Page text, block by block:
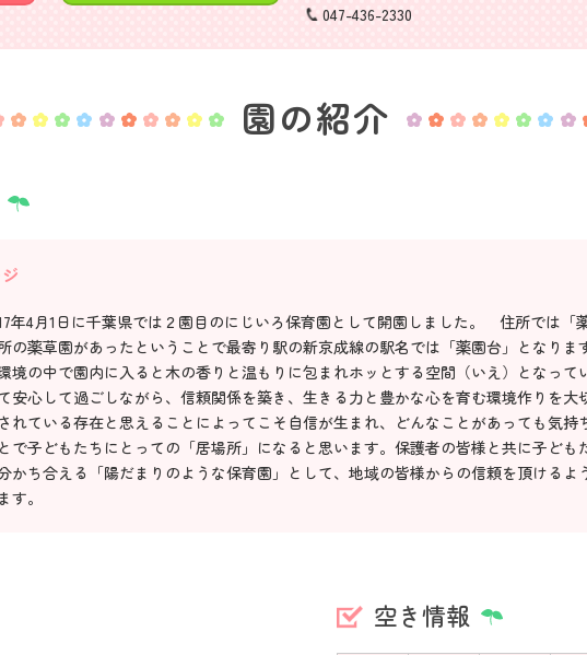
047-436-2330
園の紹介
年4月1日に千葉県では２園目のにじいろ保育園として開園しました。 住所では「
の薬草園があったということで最寄り駅の新京成線の駅名では「薬園台」となりま
境の中で園内に入ると木の香りと温もりに包まれホッとする空間（いえ）となって
安心して過ごしながら、信頼関係を築き、生きる力と豊かな心を育む環境作りを大
れている存在と思えることによってこそ自信が生まれ、どんなことがあっても気持
で子どもたちにとっての「居場所」になると思います。保護者の皆様と共に子ども
かち合える「陽だまりのような保育園」として、地域の皆様からの信頼を頂けるよ
。
空き情報